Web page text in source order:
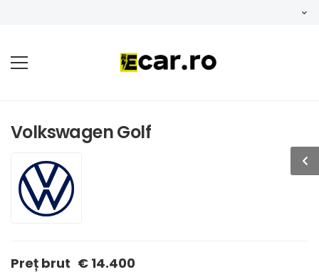
Volkswagen Golf
Preț brut € 14.400